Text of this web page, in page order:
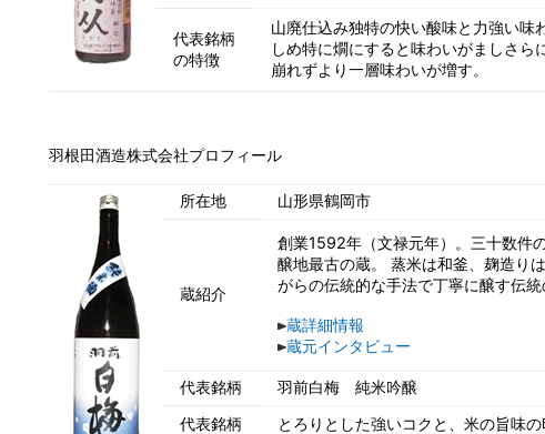
代表銘柄
の特徴
山廃仕込み独特の快い酸味と力強い味
しめ特に燗にすると味わいがましさら
崩れずより一層味わいが増す。
羽根田酒造株式会社プロフィール
所在地 山形県鶴岡市
蔵紹介
創業1592年（文禄元年）。三十数件
醸地最古の蔵。 蒸米は和釜、麹造り
がらの伝統的な手法で丁寧に醸す伝統
蔵詳細情報
蔵元インタビュー
代表銘柄
羽前白梅 純米吟醸
代表銘柄
とろりとした強いコクと、米の旨味